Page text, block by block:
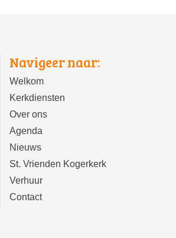
Navigeer naar:
Welkom
Kerkdiensten
Over ons
Agenda
Nieuws
St. Vrienden Kogerkerk
Verhuur
Contact